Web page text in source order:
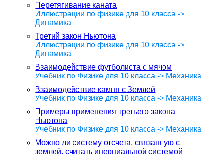
Перетягивание каната
Иллюстрации по физике для 10 класса ->
Динамика
Третий закон Ньютона
Иллюстрации по физике для 10 класса ->
Динамика
Взаимодействие футболиста с мячом
Учебник по Физике для 10 класса -> Механика
Взаимодействие камня с Землей
Учебник по Физике для 10 класса -> Механика
Примеры применения третьего закона
Ньютона
Учебник по Физике для 10 класса -> Механика
Можно ли систему отсчета, связанную с
землей, считать инерциальной системой